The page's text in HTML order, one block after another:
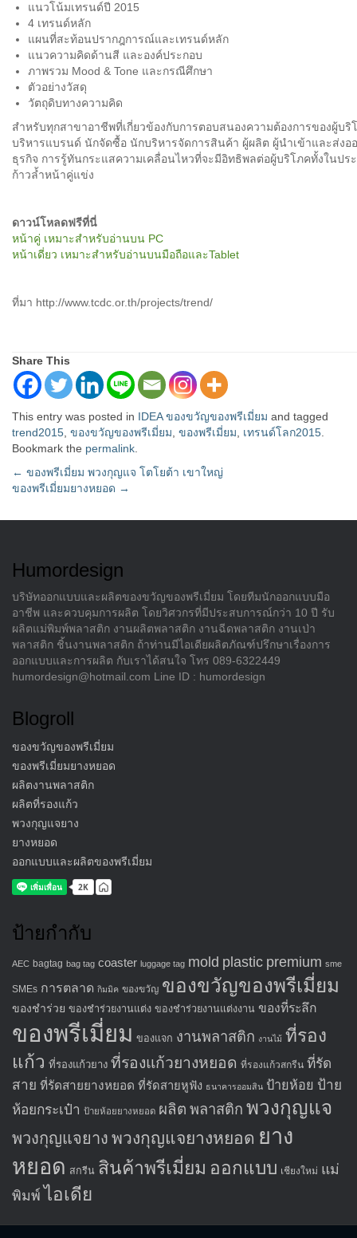
แนวโน้มเทรนด์ปี 2015
4 เทรนด์หลัก
แผนที่สะท้อนปรากฎการณ์และเทรนด์หลัก
แนวความคิดด้านสี และองค์ประกอบ
ภาพรวม Mood & Tone และกรณีศึกษา
ตัวอย่างวัสดุ
วัตถุดิบทางความคิด
สำหรับทุกสาขาอาชีพที่เกี่ยวข้องกับการตอบสนองความต้องการของผู้บ
บริหารแบรนด์ นักจัดซื้อ นักบริหารจัดการสินค้า ผู้ผลิต ผู้นำเข้าและส่งอ
ธุรกิจ การรู้ทันกระแสความเคลื่อนไหวที่จะมีอิทธิพลต่อผู้บริโภคทั้งในป
ก้าวล้ำหน้าคู่แข่ง
ดาวน์โหลดฟรีที่นี่
หน้าคู่ เหมาะสำหรับอ่านบน PC
หน้าเดี่ยว เหมาะสำหรับอ่านบนมือถือและTablet
ที่มา http://www.tcdc.or.th/projects/trend/
Share This
This entry was posted in IDEA ของขวัญของพรีเมี่ยม and tagged
trend2015 ของขวัญของพรีเมี่ยม ของพรีเมี่ยม เทรนด์โลก2015
Bookmark the permalink
Post
← ของพรีเมี่ยม พวงกุญแจ โตโยต้า เขาใหญ่
ของพรีเมี่ยมยางหยอด →
Humordesign
บริษัทออกแบบและผลิตของขวัญของพรีเมี่ยม โดยทีมนักออกแบบมือ
อาชีพ และควบคุมการผลิต โดยวิศวกรที่มีประสบการณ์กว่า 10 ปี รับ
ผลิตแม่พิมพ์พลาสติก งานผลิตพลาสติก งานฉีดพลาสติก งานเป่า
พลาสติก ชิ้นงานพลาสติก ถ้าท่านมีไอเดียผลิตภัณฑ์ปรึกษาเรื่องการ
ออกแบบและการผลิต กับเราได้สนใจ โทร 089-6322449
humordesign@hotmail.com Line ID : humordesign
Blogroll
ของขวัญของพรีเมี่ยม
ของพรีเมี่ยมยางหยอด
ผลิตงานพลาสติก
ผลิตที่รองแก้ว
พวงกุญแจยาง
ยางหยอด
ออกแบบและผลิตของพรีเมี่ยม
ป้ายกำกับ
AEC bagtag bag tag coaster luggage tag mold plastic premium sme
SMEs การตลาด กิมมิค ของขวัญ ของขวัญของพรีเมี่ยม
ของชำร่วย ของชำร่วยงานแต่ง ของชำร่วยงานแต่งงาน ของที่ระลึก
ของพรีเมี่ยม ของแจก งานพลาสติก งานไม้ ที่รอง
แก้ว ที่รองแก้วยาง ที่รองแก้วยางหยอด ที่รองแก้วสกรีน ที่รัด
สาย ที่รัดสายยางหยอด ที่รัดสายหูฟัง ธนาคารออมสิน ป้ายห้อย ป้าย
ห้อยกระเป๋า ป้ายห้อยยางหยอด ผลิต พลาสติก พวงกุญแจ
พวงกุญแจยาง พวงกุญแจยางหยอด ยาง
หยอด สกรีน สินค้าพรีเมี่ยม ออกแบบ เชียงใหม่ แม่
พิมพ์ ไอเดีย